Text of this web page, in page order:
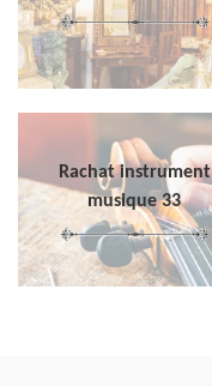
Rachat instrument
musique 33